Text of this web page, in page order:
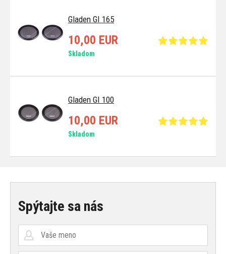
Gladen GI 165
10,00 EUR
Skladom
Gladen GI 100
10,00 EUR
Skladom
Spýtajte sa nás